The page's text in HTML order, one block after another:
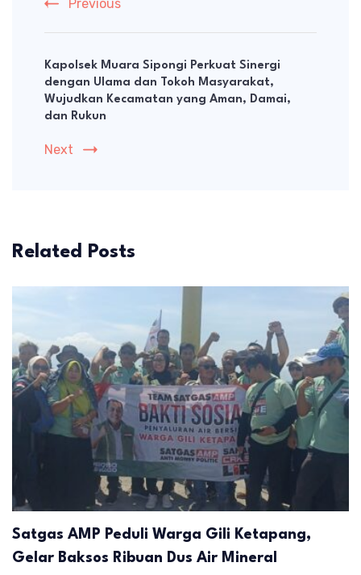
Previous
Kapolsek Muara Sipongi Perkuat Sinergi
dengan Ulama dan Tokoh Masyarakat,
Wujudkan Kecamatan yang Aman, Damai,
dan Rukun
Next
Related Posts
Satgas AMP Peduli Warga Gili Ketapang,
Gelar Baksos Ribuan Dus Air Mineral